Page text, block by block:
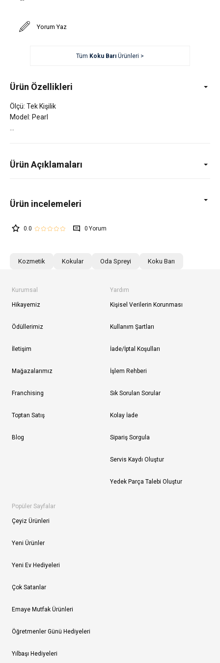
Yorum Yaz
Tüm Koku BarıÜrünleri >
Ürün Özellikleri
Ölçü: Tek Kişilik
Model: Pearl
Ürün Açıklamaları
0.0 0
Kozmetik Kokular Oda Spreyi Koku Barı
Kurumsal
Hikayemiz
Ödüllerimiz
İletişim
Mağazalarımız
Franchising
Toptan Satış
Blog
Yardım
Kişisel Verilerin Korunması
Kullanım Şartları
İade/İptal Koşulları
İşlem Rehberi
Sık Sorulan Sorular
Kolay İade
Sipariş Sorgula
Servis Kaydı Oluştur
Yedek Parça Talebi Oluştur
Popüler Sayfalar
Çeyiz Ürünleri
Yeni Ürünler
Yeni Ev Hediyeleri
Çok Satanlar
Emaye Mutfak Ürünleri
Öğretmenler Günü Hediyeleri
Yılbaşı Hediyeleri